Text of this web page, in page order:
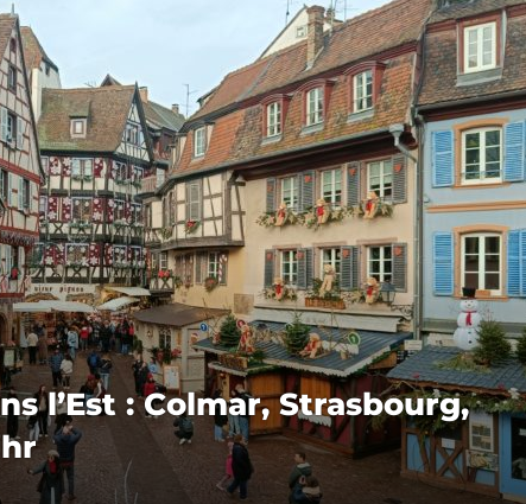
l’Est : Colmar, Strasbourg,